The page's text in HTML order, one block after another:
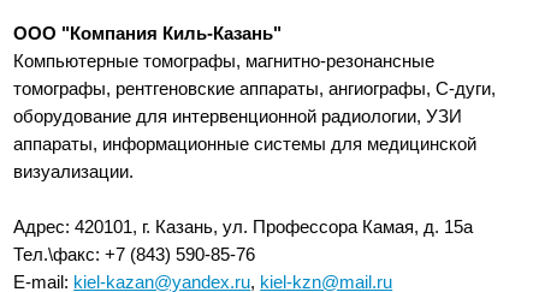
ООО "Компания Киль-Казань"
Компьютерные томографы, магнитно-резонансные
томографы, рентгеновские аппараты, ангиографы, С-дуги,
оборудование для интервенционной радиологии, УЗИ
аппараты, информационные системы для медицинской
визуализации.
Адрес: 420101, г. Казань, ул. Профессора Камая, д. 15а
Тел.\факс: +7 (843) 590-85-76
E-mail: kiel-kazan@yandex.ru, kiel-kzn@mail.ru